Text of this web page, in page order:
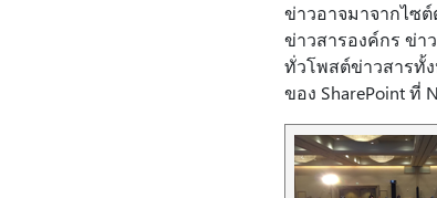
ข่าวอาจมาจากไซ
ข่าวสารองค์กร ข่า
ทั่วโพสต์ข่าวสารทั้
ของ SharePoint ที่